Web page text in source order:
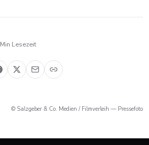
Min Lesezeit
© Salzgeber & Co. Medien / Filmverleih — Pressefoto